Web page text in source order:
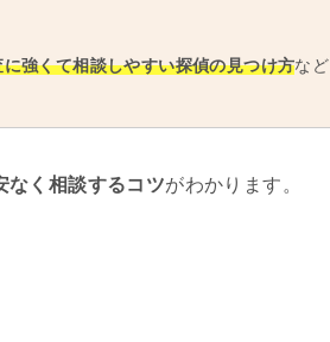
強くて相談しやすい探偵の見つけ方など
なく相談するコツがわかります。